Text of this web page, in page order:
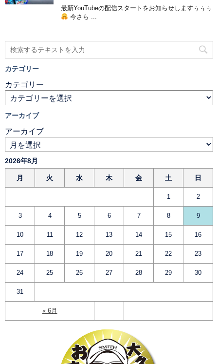
最新YouTubeの配信スタートをお知らせしますぅぅぅ
今さら ...
カテゴリー
カテゴリー
アーカイブ
アーカイブ
2026年8月
月 火 水 木 金 土 日
« 6月
1 2
3 4 5 6 7 8 9
10 11 12 13 14 15 16
17 18 19 20 21 22 23
24 25 26 27 28 29 30
31